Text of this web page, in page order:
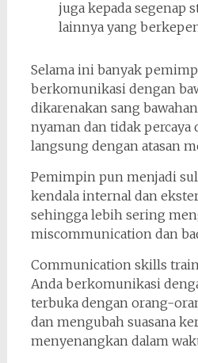
juga kepada segenap
lainnya yang
Selama ini banyak
berkomunikasi dengan
dikarenakan sang
nyaman dan tidak percaya
langsung dengan atasan
Pemimpin pun menjadi
kendala internal dan
sehingga lebih sering
miscommunication dan
Communication skills
Anda berkomunikasi
terbuka dengan orang-
dan mengubah suasana
menyenangkan dalam